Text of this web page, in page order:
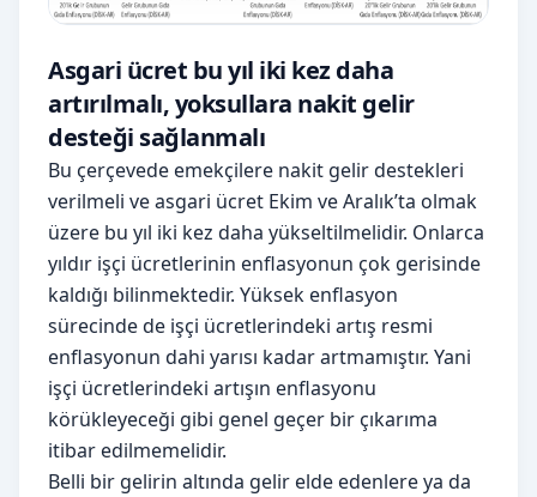
Asgari ücret bu yıl iki kez daha
artırılmalı, yoksullara nakit gelir
desteği sağlanmalı
Bu çerçevede emekçilere nakit gelir destekleri
verilmeli ve asgari ücret Ekim ve Aralık’ta olmak
üzere bu yıl iki kez daha yükseltilmelidir. Onlarca
yıldır işçi ücretlerinin enflasyonun çok gerisinde
kaldığı bilinmektedir. Yüksek enflasyon
sürecinde de işçi ücretlerindeki artış resmi
enflasyonun dahi yarısı kadar artmamıştır. Yani
işçi ücretlerindeki artışın enflasyonu
körükleyeceği gibi genel geçer bir çıkarıma
itibar edilmemelidir.
Belli bir gelirin altında gelir elde edenlere ya da